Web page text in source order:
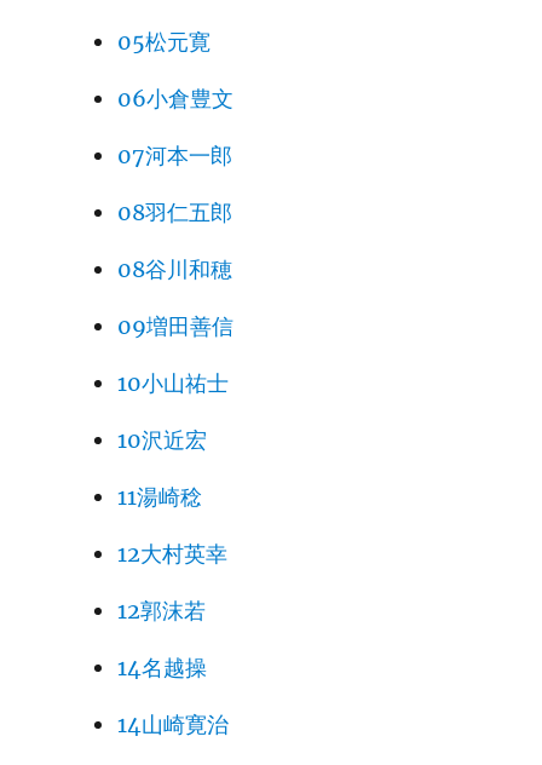
05松元寛
06小倉豊文
07河本一郎
08羽仁五郎
08谷川和穂
09増田善信
10小山祐士
10沢近宏
11湯崎稔
12大村英幸
12郭沫若
14名越操
14山崎寛治